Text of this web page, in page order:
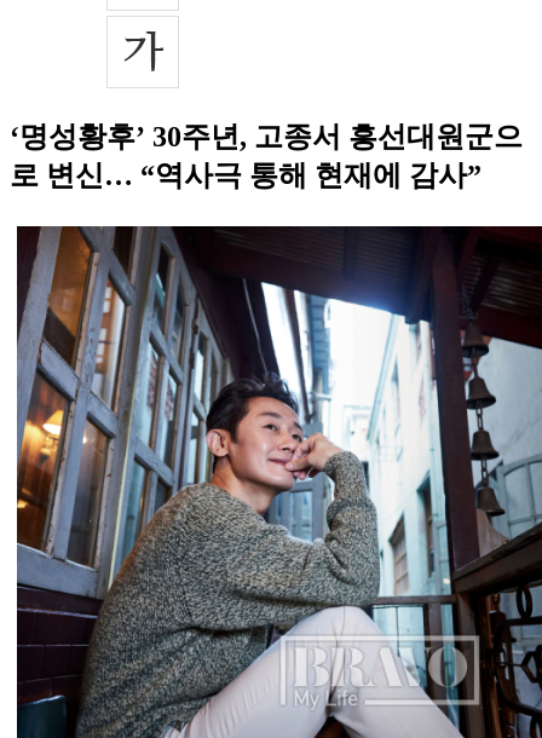
‘명성황후’ 30주년, 고종서 흥선대원군으
로 변신… “역사극 통해 현재에 감사”